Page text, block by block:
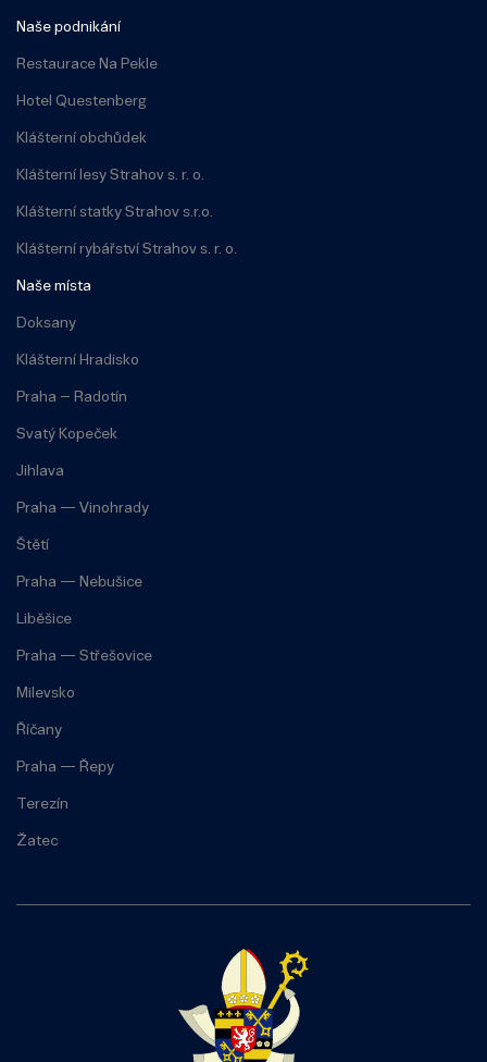
Naše podnikání
Restaurace Na Pekle
Hotel Questenberg
Klášterní obchůdek
Klášterní lesy Strahov s. r. o.
Klášterní statky Strahov s.r.o.
Klášterní rybářství Strahov s. r. o.
Naše místa
Doksany
Klášterní Hradisko
Praha – Radotín
Svatý Kopeček
Jihlava
Praha — Vinohrady
Štětí
Praha — Nebušice
Liběšice
Praha — Střešovice
Milevsko
Říčany
Praha — Řepy
Terezín
Žatec